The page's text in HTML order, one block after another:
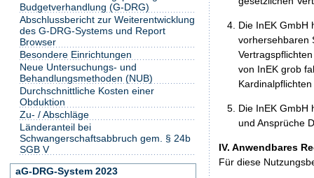
Die InEK GmbH
vorhersehbaren
von InEK grob
Die InEK GmbH
und Ansprüche
IV. Anwendbares
Für diese
Budgetverhandlung (G-DRG)
Abschlussbericht zur Weiterentwicklung
des G-DRG-Systems und Report
Browser
Besondere Einrichtungen
Neue Untersuchungs- und
Behandlungsmethoden (NUB)
Durchschnittliche Kosten einer
Obduktion
Zu- / Abschläge
Länderanteil bei
Schwangerschaftsabbruch gem. § 24b
SGB V
aG-DRG-System 2023